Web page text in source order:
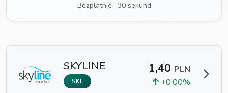
Bezpłatnie · 30 sekund
SKYLINE
SKL
1,40 PLN
+0.00%